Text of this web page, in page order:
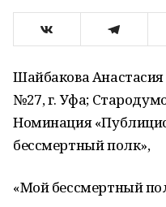
Шайбакова
№27, г. Уфа;
Номинация
бессмертный полк»,
«Мой бессмертный